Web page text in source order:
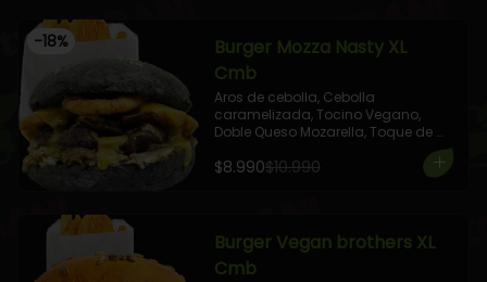
-18%
Burger Mozza Nasty XL
Cmb
Aros de cebolla, Cebolla
caramelizada, Tocino Vegano,
Doble Queso Mozarella, Toque de
Mostaza Dulce.
$8.990$10.990
Burger Vegan brothers XL
Cmb